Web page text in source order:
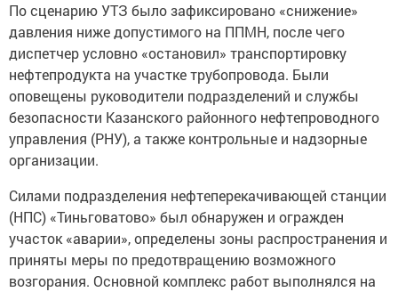
По сценарию УТЗ было зафиксировано «снижение»
давления ниже допустимого на ППМН, после чего
диспетчер условно «остановил» транспортировку
нефтепродукта на участке трубопровода. Были
оповещены руководители подразделений и службы
безопасности Казанского районного нефтепроводного
управления (РНУ), а также контрольные и надзорные
организации.
Силами подразделения нефтеперекачивающей станции
(НПС) «Тиньговатово» был обнаружен и огражден
участок «аварии», определены зоны распространения и
приняты меры по предотвращению возможного
возгорания. Основной комплекс работ выполнялся на